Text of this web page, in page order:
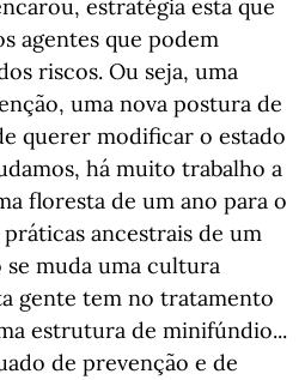
estratégia esta que
agentes que podem
riscos. Ou seja, uma
uma nova postura de
querer modificar o estado
há muito trabalho a
floresta de um ano para o
ancestrais de um
muda uma cultura
gente tem no tratamento
estrutura de minifúndio...
de prevenção e de